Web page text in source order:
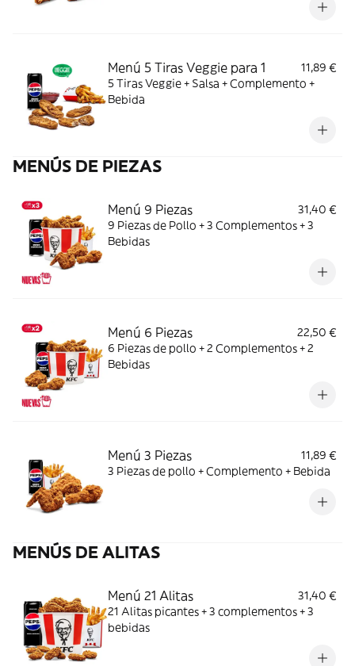
Menú 5 Tiras Veggie para 1
11,89 €
5 Tiras Veggie + Salsa + Complemento +
Bebida
MENÚS DE PIEZAS
Menú 9 Piezas
31,40 €
9 Piezas de Pollo + 3 Complementos + 3
Bebidas
Menú 6 Piezas
22,50 €
6 Piezas de pollo + 2 Complementos + 2
Bebidas
Menú 3 Piezas
11,89 €
3 Piezas de pollo + Complemento + Bebida
MENÚS DE ALITAS
Menú 21 Alitas
31,40 €
21 Alitas picantes + 3 complementos + 3
bebidas